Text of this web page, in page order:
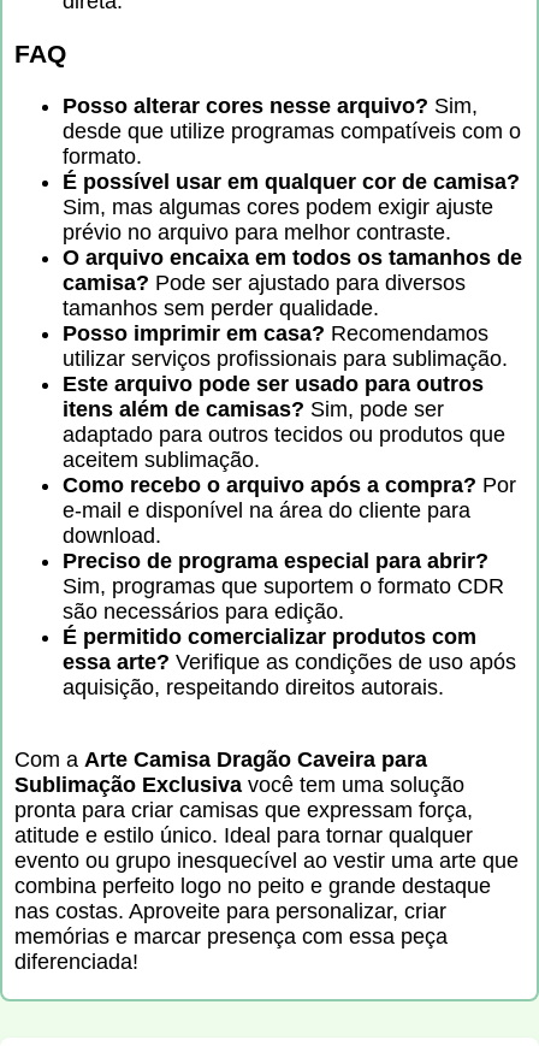
FAQ
Posso alterar cores nesse arquivo? Sim,
desde que utilize programas compatíveis com o
formato.
É possível usar em qualquer cor de camisa?
Sim, mas algumas cores podem exigir ajuste
prévio no arquivo para melhor contraste.
O arquivo encaixa em todos os tamanhos de
camisa? Pode ser ajustado para diversos
tamanhos sem perder qualidade.
Posso imprimir em casa? Recomendamos
utilizar serviços profissionais para sublimação.
Este arquivo pode ser usado para outros
itens além de camisas? Sim, pode ser
adaptado para outros tecidos ou produtos que
aceitem sublimação.
Como recebo o arquivo após a compra? Por
e-mail e disponível na área do cliente para
download.
Preciso de programa especial para abrir?
Sim, programas que suportem o formato CDR
são necessários para edição.
É permitido comercializar produtos com
essa arte? Verifique as condições de uso após
aquisição, respeitando direitos autorais.
Com a Arte Camisa Dragão Caveira para
Sublimação Exclusiva você tem uma solução
pronta para criar camisas que expressam força,
atitude e estilo único. Ideal para tornar qualquer
evento ou grupo inesquecível ao vestir uma arte que
combina perfeito logo no peito e grande destaque
nas costas. Aproveite para personalizar, criar
memórias e marcar presença com essa peça
diferenciada!